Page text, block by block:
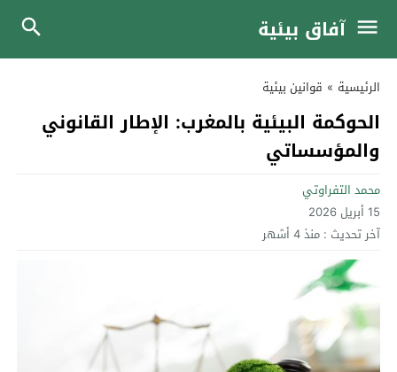
آفاق بيئية
الرئيسية » قوانين بيئية
الحوكمة البيئية بالمغرب: الإطار القانوني
والمؤسساتي
محمد التفراوتي
15 أبريل 2026
آخر تحديث : منذ 4 أشهر